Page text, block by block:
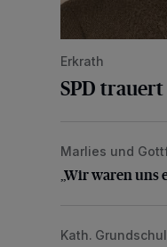
Erkrath
SPD
„Wir waren uns
Marlies und
„Wir waren uns
Es soll sehr
Kath.